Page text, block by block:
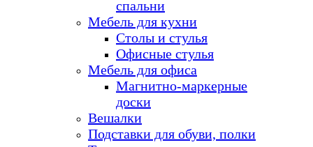
спальни
Мебель для кухни
Столы и стулья
Офисные стулья
Мебель для офиса
Магнитно-маркерные
доски
Вешалки
Подставки для обуви, полки